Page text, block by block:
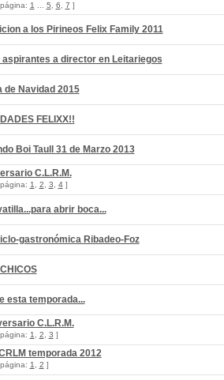
1 5 6 7 ]
a los Pirineos Felix Family 2011
aspirantes a director en Leitariegos
de Navidad 2015
FELIXX!!
Boi Taull 31 de Marzo 2013
C.L.R.M.
1 2 3 4]
abrir boca...
gastronómica Ribadeo-Foz
esta temporada...
C.L.R.M.
1 2 3 ]
temporada 2012
1 2 ]